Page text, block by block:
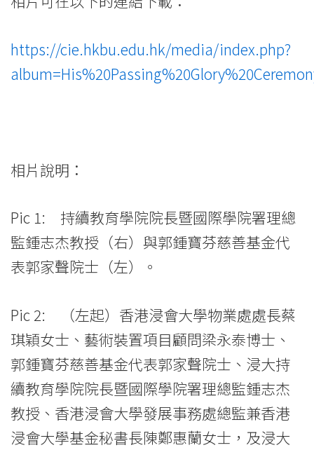
https://cie.hkbu.edu.hk/media/index.php?
相片說明：
Pic 1: 持續教育學院院長暨國際學院署理總
監鍾志杰教授（右）與郭鍾寶芬慈善基金代
表郭家聲院士（左）。
Pic 2: （左起）香港浸會大學物業處處長蔡
琪穎女士、藝術裝置項目顧問梁永泰博士、
郭鍾寶芬慈善基金代表郭家聲院士、浸大持
續教育學院院長暨國際學院署理總監鍾志杰
教授、香港浸會大學發展事務處總監兼香港
浸會大學基金秘書長陳鄭惠蘭女士，及浸大